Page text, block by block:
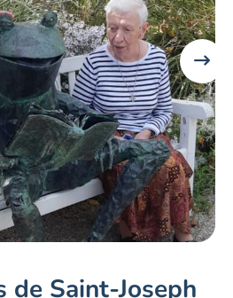
de Saint-Joseph